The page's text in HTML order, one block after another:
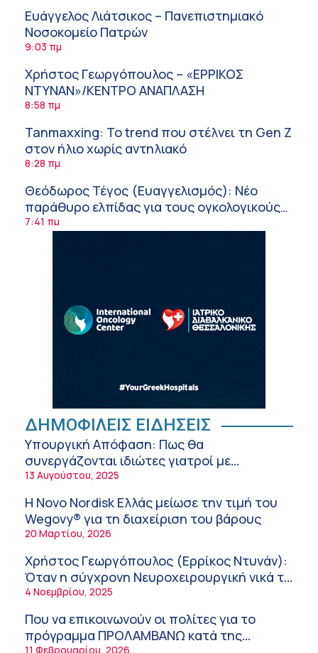
Ευάγγελος Λιάτσικος – Πανεπιστημιακό
Νοσοκομείο Πατρών
9:03 πμ
Χρήστος Γεωργόπουλος – «ΕΡΡΙΚΟΣ
ΝΤΥΝΑΝ»/ΚΕΝΤΡΟ ΑΝΑΠΛΑΣΗ
8:58 πμ
Tanmaxxing: To trend που στέλνει τη Gen Z
στον ήλιο χωρίς αντηλιακό
8:28 πμ
Θεόδωρος Τέγος (Ευαγγελισμός): Νέο
παράθυρο ελπίδας για τους ογκολογικούς
ασθενείς μέσω κλινικών δοκιμών
7:41 πμ
Μαρίνα Ραυτοπούλου (ΙΑΤΡΙΚΟ ΚΕΝΤΡΟ):
Εκπαίδευση στον διαβήτη – Ένας πυλώνας
της σύγχρονης φροντίδας
Hospital): Καρδιοπαθείς και καλοκαίρι –
Διακοπές με ασφάλεια
Ειρήνη Ζίγκιρη (Ερρίκος Ντυνάν): H θερμική
καταπόνηση στους ηλικιωμένους
εργαζόμενους
6:11 πμ
Σύσκεψη στον ΕΟΦ για την ομαλή
λειτουργία της εφοδιαστικής αλυσίδας των
φαρμάκων στη διάρκεια του καλοκαιριού
12:08 μμ
Μιχάλης Τάτσης, Insurance & Healthcare
Analyst, διευθυντής Επιχειρηματικής
Ανάπτυξης Ομίλου HHG
11:54 πμ
Kavita Patel: Ένα στα πέντε καινοτόμα
φάρμακα φτάνει τελικά στην Ελλάδα
9:21 πμ
ΔΗΜΟΦΙΛΕΙΣ ΕΙΔΗΣΕΙΣ
Υπουργική Απόφαση: Πως θα
συνεργάζονται ιδιώτες γιατροί με
νοσοκομεία του δημοσίου συστήματος
13 Αυγούστου, 2025
Η Novo Nordisk Ελλάς μείωσε την τιμή του
Wegovy® για τη διαχείριση του βάρους
20 Μαρτίου, 2026
Χρήστος Γεωργόπουλος (Ερρίκος Ντυνάν):
Όταν η σύγχρονη Νευροχειρουργική νικά το
φόβο!
4 Νοεμβρίου, 2025
Που να επικοινωνούν οι πολίτες για το
πρόγραμμα ΠΡΟΛΑΜΒΑΝΩ κατά της
11 Φεβρουαρίου, 2026